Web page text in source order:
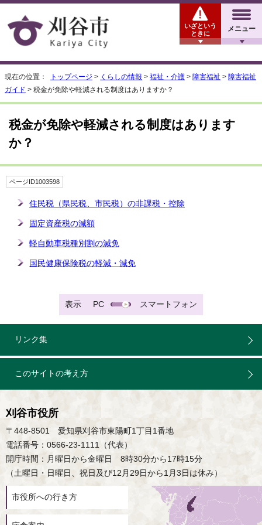
メニュー
いざという
ときに
現在の位置： トップページ > くらしの情報 > 福祉・介護 > 障害福祉 > 障害福祉
ガイド > 税金が免除や軽減される制度はありますか？
税金が免除や軽減される制度はあります
か？
ページID1003598
住民税（県民税、市民税）の非課税・控除
固定資産税の減額
軽自動車税種別割の減免
国民健康保険税の軽減・減免
表示 PC スマートフォン
リンク集
このサイトの考え方
刈谷市役所
〒448-8501 愛知県刈谷市東陽町1丁目1番地
電話番号：0566-23-1111（代表）
開庁時間：月曜日から金曜日 8時30分から17時15分
（土曜日・日曜日、祝日及び12月29日から1月3日は休み）
市役所への行き方